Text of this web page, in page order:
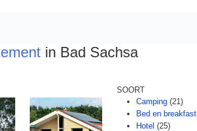
in Bad Sachsa
SOORT
Camping (21)
Bed en breakfast
Hotel (25)